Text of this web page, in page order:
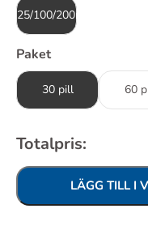
25/100/200mg
Paket
30 pill 60
Totalpris:
LÄGG TILL I